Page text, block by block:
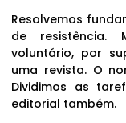
Resolvemos
de resistência.
voluntário, por
uma revista. O
Dividimos as
editorial também.